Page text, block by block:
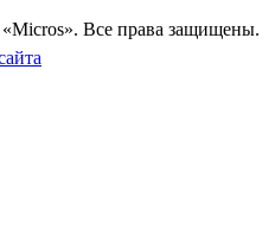
Все права защищены.